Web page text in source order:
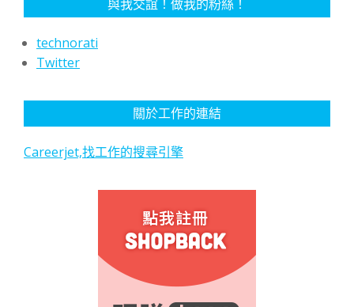
與我交誼！做我的粉絲！
technorati
Twitter
關於工作的連結
Careerjet,找工作的搜尋引擎